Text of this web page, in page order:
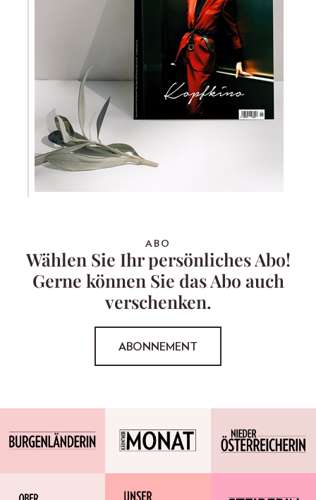
ABO
Wählen Sie Ihr persönliches Abo!
Gerne können Sie das Abo auch
verschenken.
ABONNEMENT